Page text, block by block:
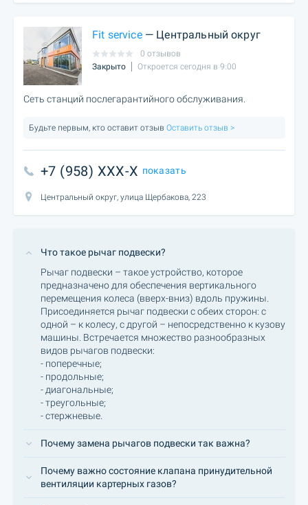
Fit service— Центральный округ
0 отзывов
Закрыто
Откроется сегодня в 9:00
Сеть станций послегарантийного обслуживания.
Будьте первым, кто оставит отзыв Оставить отзыв >
+7 (958) XXX-X показать
Центральный округ, улица Щербакова, 223
Что такое рычаг подвески?
Рычаг подвески – такое устройство, которое
предназначено для обеспечения вертикального
перемещения колеса (вверх-вниз) вдоль пружины.
Присоединяется рычаг подвески с обеих сторон: с
одной – к колесу, с другой – непосредственно к кузову
машины. Встречается множество разнообразных
видов рычагов подвески:
- поперечные;
- продольные;
- диагональные;
- треугольные;
- стержневые.
Почему замена рычагов подвески так важна?
Почему важно состояние клапана принудительной
вентиляции картерных газов?